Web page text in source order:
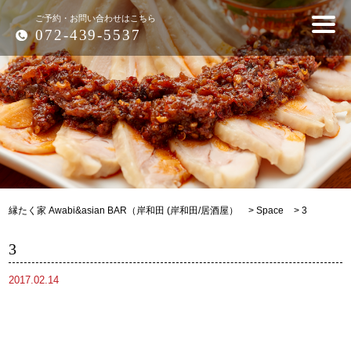
ご予約・お問い合わせはこちら
072-439-5537
縁たく家 Awabi&asian BAR（岸和田 (岸和田/居酒屋） >Space >3
3
2017.02.14